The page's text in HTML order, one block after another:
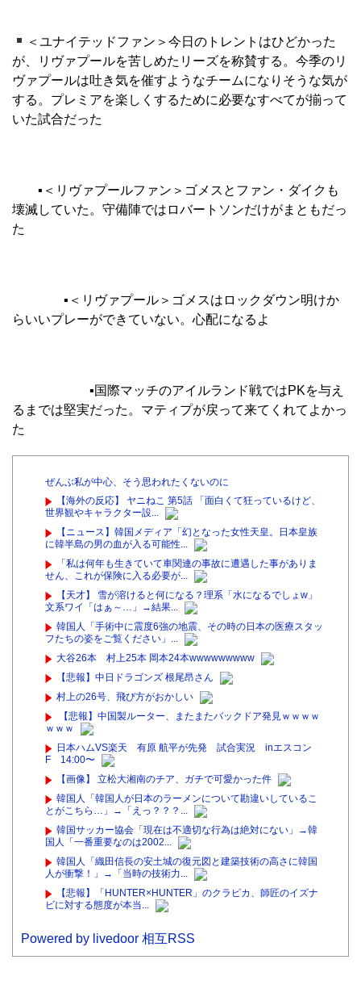
＜ユナイテッドファン＞今日のトレントはひどかった
が、リヴァプールを苦しめたリーズを称賛する。今季のリ
ヴァプールは吐き気を催すようなチームになりそうな気が
する。プレミアを楽しくするために必要なすべてが揃って
いた試合だった
▪︎ ＜リヴァプールファン＞ゴメスとファン・ダイクも
壊滅していた。守備陣ではロバートソンだけがまともだっ
た
▪︎ ＜リヴァプール＞ゴメスはロックダウン明けか
らいいプレーができていない。心配になるよ
▪︎国際マッチのアイルランド戦ではPKを与え
るまでは堅実だった。マティプが戻って来てくれてよかっ
た
ぜんぶ私が中心、そう思われたくないのに
【海外の反応】 ヤニねこ 第5話 「面白くて狂っているけど、
世界観やキャラクター設...
【ニュース】韓国メディア「幻となった女性天皇。日本皇族
に韓半島の男の血が入る可能性...
「私は何年も生きていて車関連の事故に遭遇した事がありま
せん、これが保険に入る必要が...
【天才】 雪が溶けると何になる？理系「水になるでしょw」
文系ワイ「はぁ～…」→結果...
韓国人「手術中に震度6強の地震、その時の日本の医療スタッ
フたちの姿をご覧ください」...
大谷26本 村上25本 岡本24本wwwwwwwww
【悲報】中日ドラゴンズ 根尾昂さん
村上の26号、飛び方がおかしい
【悲報】中国製ルーター、またまたバックドア発見ｗｗｗｗ
ｗｗｗ
日本ハムVS楽天 有原 航平が先発 試合実況 inエスコン
F 14:00〜
【画像】 立松大湘南のチア、ガチで可愛かった件
韓国人「韓国人が日本のラーメンについて勘違いしているこ
とがこちら…」→「えっ？？？...
韓国サッカー協会「現在は不適切な行為は絶対にない」→韓
国人「一番重要なのは2002...
韓国人「織田信長の安土城の復元図と建築技術の高さに韓国
人が衝撃！」→「当時の技術力...
【悲報】「HUNTER×HUNTER」のクラピカ、師匠のイズナ
ビに対する態度が本当...
Powered by livedoor 相互RSS